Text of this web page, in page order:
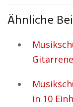
Ähnliche
in 10